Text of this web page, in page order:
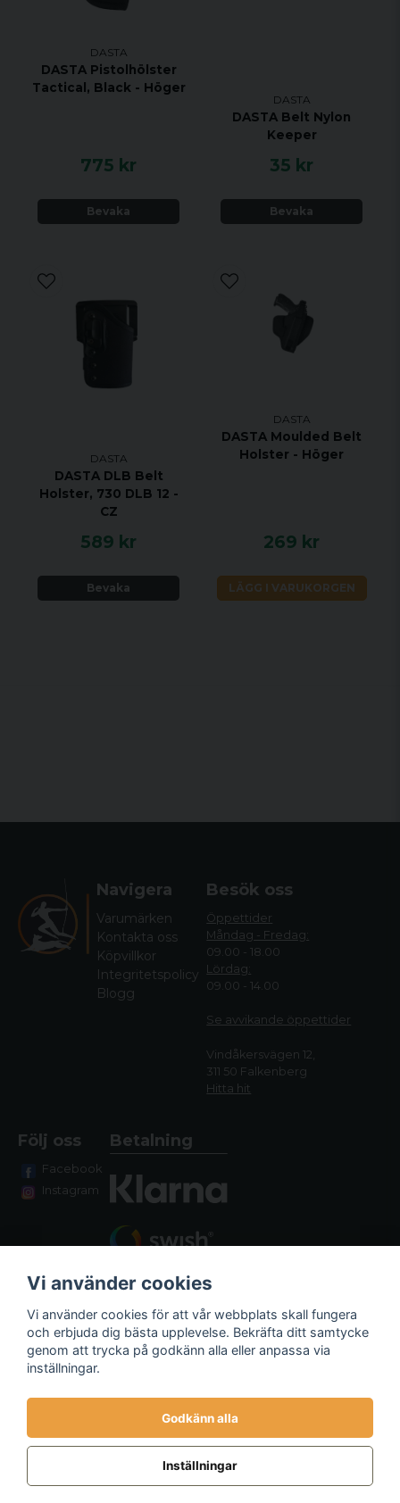
DASTA
DASTA Pistolhölster
Tactical, Black - Höger
775 kr
Bevaka
DASTA
DASTA Belt Nylon
Keeper
35 kr
Bevaka
DASTA
DASTA DLB Belt
Holster, 730 DLB 12 -
CZ
589 kr
Bevaka
DASTA
DASTA Moulded Belt
Holster - Höger
269 kr
LÄGG I VARUKORGEN
Navigera
Varumärken
Kontakta oss
Köpvillkor
Integritetspolicy
Blogg
Besök oss
Öppettider
Måndag - Fredag:
09.00 - 18.00
Lördag:
09.00 - 14.00
Se avvikande öppettider
Vindåkersvägen 12,
311 50 Falkenberg
Hitta hit
Följ oss
Facebook
Instagram
Betalning
Fraktalternativ
Vi använder cookies
Vi använder cookies för att vår webbplats skall fungera
och erbjuda dig bästa upplevelse. Bekräfta ditt samtycke
genom att trycka på godkänn alla eller anpassa via
inställningar.
Godkänn alla
Inställningar